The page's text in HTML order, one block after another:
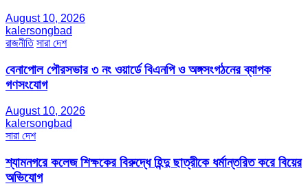
August 10, 2026
kalersongbad
রাজনীতি সারা দেশ
বেনাপোল পৌরসভার ৩ নং ওয়ার্ডে বিএনপি ও অঙ্গসংগঠনের ব্যাপক
গণসংযোগ
August 10, 2026
kalersongbad
সারা দেশ
শ্যামনগরে কলেজ শিক্ষকের বিরুদ্ধে হিন্দু ছাত্রীকে ধর্মান্তরিত করে বিয়ের
অভিযোগ